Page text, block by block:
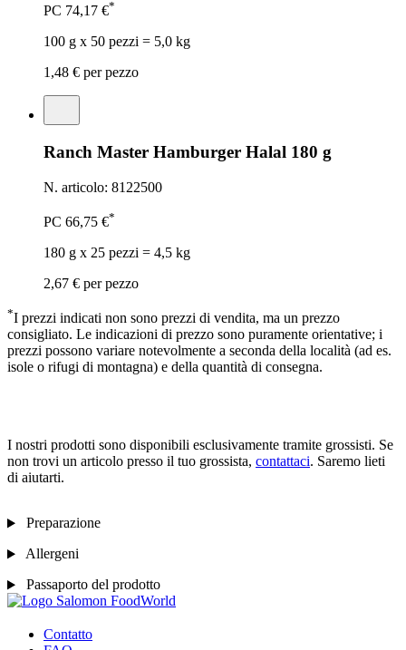
PC 74,17 €*
100 g x 50 pezzi = 5,0 kg
1,48 € per pezzo
Ranch Master Hamburger Halal 180 g
N. articolo: 8122500
PC 66,75 €*
180 g x 25 pezzi = 4,5 kg
2,67 € per pezzo
*I prezzi indicati non sono prezzi di vendita, ma un prezzo
consigliato. Le indicazioni di prezzo sono puramente orientative; i
prezzi possono variare notevolmente a seconda della località (ad es.
isole o rifugi di montagna) e della quantità di consegna.
I nostri prodotti sono disponibili esclusivamente tramite grossisti. Se
non trovi un articolo presso il tuo grossista, contattaci. Saremo lieti
di aiutarti.
Preparazione
Allergeni
Passaporto del prodotto
Contatto